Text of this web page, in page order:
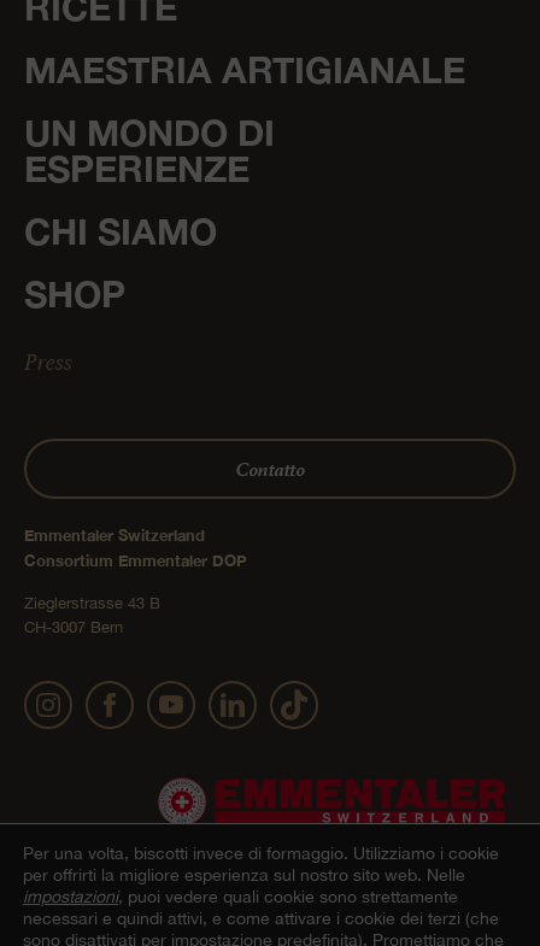
MAESTRIA ARTIGIANALE
UN MONDO DI
ESPERIENZE
CHI SIAMO
SHOP
Press
Contatto
Emmentaler Switzerland
Consortium Emmentaler DOP
Zieglerstrasse 43 B
CH-3007 Bern
© 2022 Emmentaler AOP | Impressum Dichiarazione sulla protezione dei dati
Per una volta, biscotti invece di formaggio. Utilizziamo i cookie
per offrirti la migliore esperienza sul nostro sito web. Nelle
impostazioni, puoi vedere quali cookie sono strettamente
necessari e quindi attivi, e come attivare i cookie dei terzi (che
sono disattivati per impostazione predefinita). Promettiamo che